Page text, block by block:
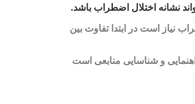
نشانه اختلال اضطراب باشد.
نیاز است در ابتدا تفاوت بین
و شناسایی منابعی است